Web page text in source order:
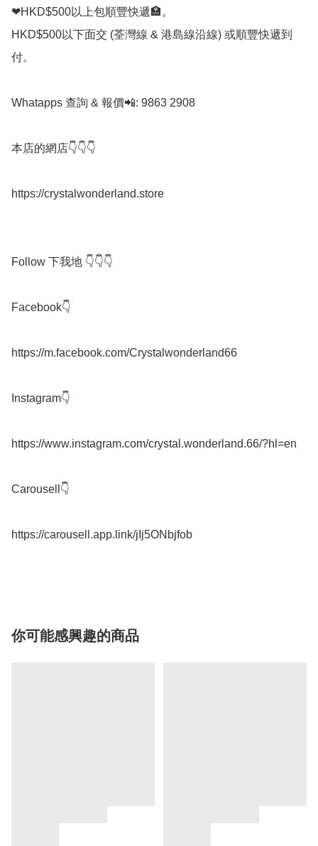
❤HKD$500以上包順豐快遞🏣。
HKD$500以下面交 (荃灣線 & 港島線沿線) 或順豐快遞到
付。
Whatapps 查詢 & 報價📲: 9863 2908
本店的網店👇👇👇
https://crystalwonderland.store
Follow 下我地 👇👇👇
Facebook👇
https://m.facebook.com/Crystalwonderland66
Instagram👇
https://www.instagram.com/crystal.wonderland.66/?hl=en
Carousell👇
https://carousell.app.link/jIj5ONbjfob
你可能感興趣的商品